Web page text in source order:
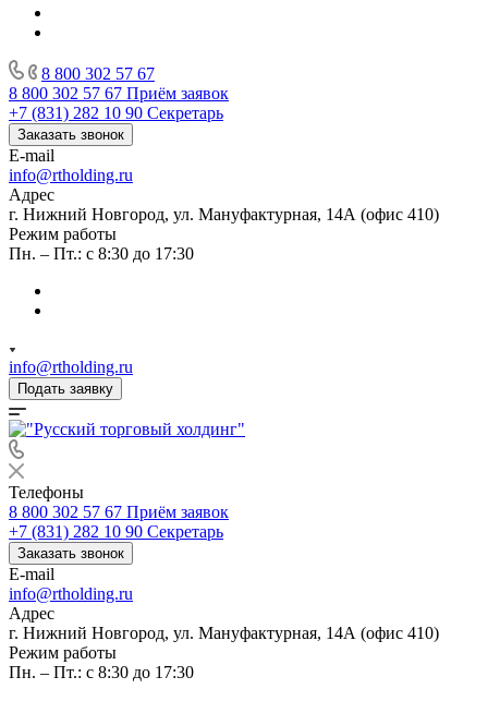
8 800 302 57 67
8 800 302 57 67 Приём заявок
+7 (831) 282 10 90 Секретарь
Заказать звонок
E-mail
info@rtholding.ru
Адрес
г. Нижний Новгород, ул. Мануфактурная, 14А (офис 410)
Режим работы
Пн. – Пт.: с 8:30 до 17:30
info@rtholding.ru
Подать заявку
Телефоны
8 800 302 57 67 Приём заявок
+7 (831) 282 10 90 Секретарь
Заказать звонок
E-mail
info@rtholding.ru
Адрес
г. Нижний Новгород, ул. Мануфактурная, 14А (офис 410)
Режим работы
Пн. – Пт.: с 8:30 до 17:30